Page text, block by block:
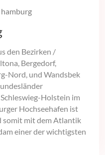
hamburg
den Bezirken /
Bergedorf,
Nord, und Wandsbek
Holstein im
Hochseehafen ist
somit mit dem Atlantik
einer der wichtigsten